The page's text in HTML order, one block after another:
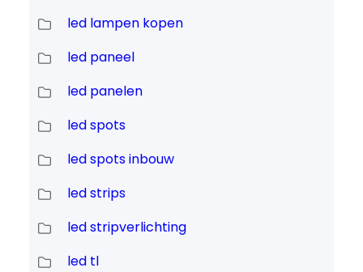
led lampen kopen
led paneel
led panelen
led spots
led spots inbouw
led strips
led stripverlichting
led tl